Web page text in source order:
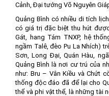
Cảnh, Đại tướng Võ Nguyên
Quảng Bình có nhiều di tích
có giá trị đặc biệt thu hút
Gát, hang Tám TNXP, hệ
ngầm Talê, đèo Pu La Nhích)
Sơn, Long Đại, Quán Hàu,
Quảng Bình là nơi cư trú của
như: Bru – Vân Kiều và Chứt
thống độc đáo đã để lại cho
thể và phi vật thể, là những tài